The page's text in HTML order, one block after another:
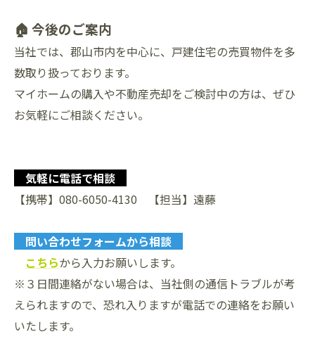
🏠 今後のご案内
当社では、郡山市内を中心に、戸建住宅の売買物件を多
数取り扱っております。
マイホームの購入や不動産売却をご検討中の方は、ぜひ
お気軽にご相談ください。
気軽に電話で相談
【携帯】080-6050-4130 【担当】遠藤
問い合わせフォームから相談
こちらから入力お願いします。
※３日間連絡がない場合は、当社側の通信トラブルが考
えられますので、恐れ入りますが電話での連絡をお願い
いたします。